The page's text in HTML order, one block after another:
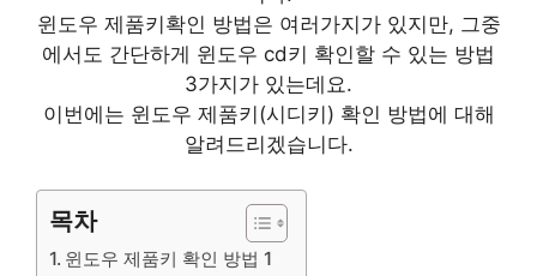
윈도우 제품키확인 방법은 여러가지가 있지만, 그중
에서도 간단하게 윈도우 cd키 확인할 수 있는 방법
3가지가 있는데요.
이번에는 윈도우 제품키(시디키) 확인 방법에 대해
알려드리겠습니다.
목차
윈도우 제품키 확인 방법 1